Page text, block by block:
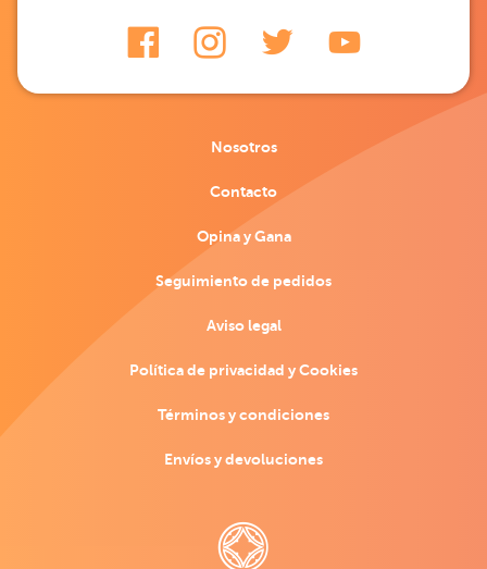
Nosotros
Contacto
Opina y Gana
Seguimiento de pedidos
Aviso legal
Política de privacidad y Cookies
Términos y condiciones
Envíos y devoluciones